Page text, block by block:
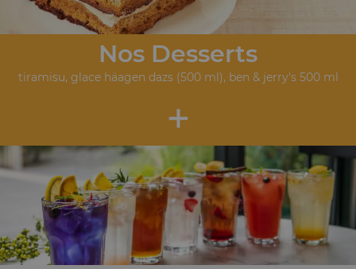
Nos Desserts
tiramisu, glace häagen dazs (500 ml), ben & jerry's 500 ml
+